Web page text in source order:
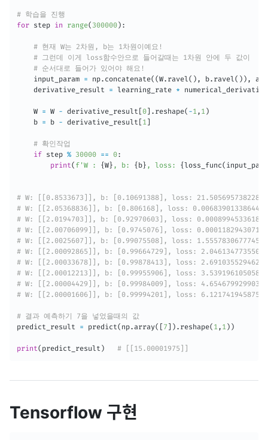
# 학습을 진행
for step in range( 300000 ) :
# 현재 W는 2차원, b는 1차원이예요!
# 그런데 이게 loss함수안으로 들어갈때는 1차원 안에 두 값이
# 순서대로 들어가 있어야 해요!
    input_param
= np. concatenate( (W. ravel( ) , b. ravel( ) ) ,
    derivative_result
= learning_rate * numerical_derivative
    W
= W - derivative_result 0 . reshape( -1, 1 )
    b
= b - derivative_result 1
# 확인작업
if step % 30000 == 0:
print( f'W : {W } , b: { b } , loss: {loss_func(
# W: [[0.8533673]], b: [0.10691388], loss:
# W: [[2.05368836]], b: [0.806168], loss:
# W: [[2.0194703]], b: [0.92970603], loss:
# W: [[2.00706099]], b: [0.9745076], loss:
# W: [[2.0025607]], b: [0.99075508], loss:
# W: [[2.00092865]], b: [0.99664729], loss:
# W: [[2.00033678]], b: [0.99878413], loss:
# W: [[2.00012213]], b: [0.99955906], loss:
# W: [[2.00004429]], b: [0.99984009], loss:
# W: [[2.00001606]], b: [0.99994201], loss:
# 결과 예측하기 7을 넣었을때의 값
predict_result = predict( np.array( 7 ) . reshape( 1, 1 ) )
print( predict_result ) # [[15.00001975]]
Tensorflow 구현